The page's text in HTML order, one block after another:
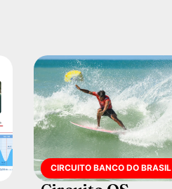
CIRCUITO BANCO DO BRASIL